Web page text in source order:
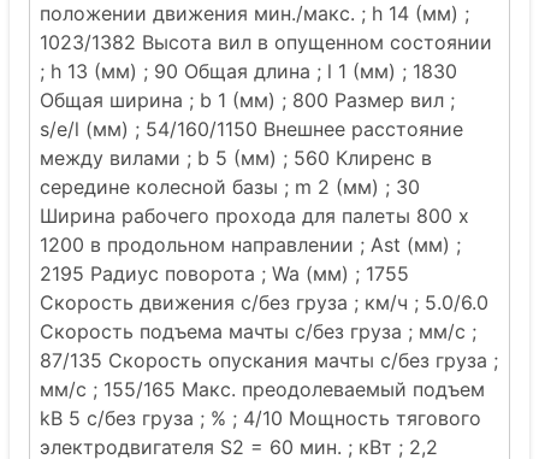
положении движения мин./макс. ; h 14 (мм) ;
1023/1382 Высота вил в опущенном состоянии
; h 13 (мм) ; 90 Общая длина ; l 1 (мм) ; 1830
Общая ширина ; b 1 (мм) ; 800 Размер вил ;
s/e/l (мм) ; 54/160/1150 Внешнее расстояние
между вилами ; b 5 (мм) ; 560 Клиренс в
середине колесной базы ; m 2 (мм) ; 30
Ширина рабочего прохода для палеты 800 x
1200 в продольном направлении ; Ast (мм) ;
2195 Радиус поворота ; Wa (мм) ; 1755
Скорость движения с/без груза ; км/ч ; 5.0/6.0
Скорость подъема мачты с/без груза ; мм/с ;
87/135 Скорость опускания мачты с/без груза ;
мм/с ; 155/165 Макс. преодолеваемый подъем
kB 5 с/без груза ; % ; 4/10 Мощность тягового
электродвигателя S2 = 60 мин. ; кВт ; 2,2